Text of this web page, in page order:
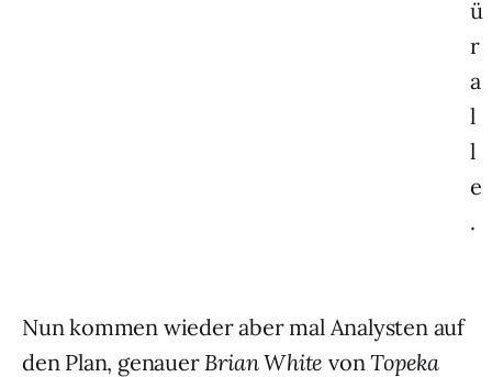
ü
r
a
l
l
e
.
Nun kommen wieder aber mal Analysten auf
den Plan, genauerBrian White vonTopeka